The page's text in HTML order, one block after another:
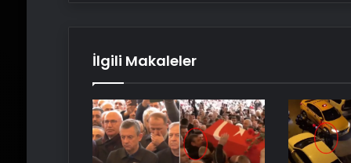
İlgili Makaleler